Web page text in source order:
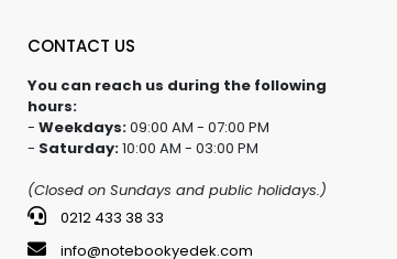
CONTACT US
You can reach us during the following
hours:
- Weekdays:09:00 AM - 07:00 PM
- Saturday:10:00 AM - 03:00 PM
(Closed on Sundays and public holidays.)
0212 433 38 33
info@notebookyedek.com